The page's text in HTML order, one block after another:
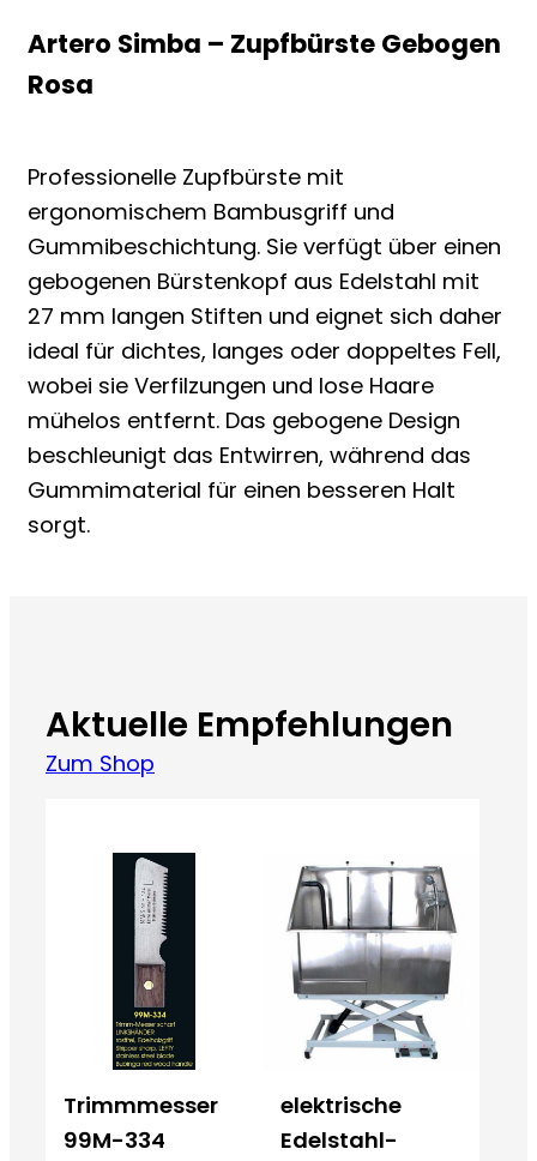
Artero Simba – Zupfbürste Gebogen
Rosa
Professionelle Zupfbürste mit
ergonomischem Bambusgriff und
Gummibeschichtung. Sie verfügt über einen
gebogenen Bürstenkopf aus Edelstahl mit
27 mm langen Stiften und eignet sich daher
ideal für dichtes, langes oder doppeltes Fell,
wobei sie Verfilzungen und lose Haare
mühelos entfernt. Das gebogene Design
beschleunigt das Entwirren, während das
Gummimaterial für einen besseren Halt
sorgt.
Aktuelle Empfehlungen
Zum Shop
Trimmmesser
99M-334
elektrische
Edelstahl-